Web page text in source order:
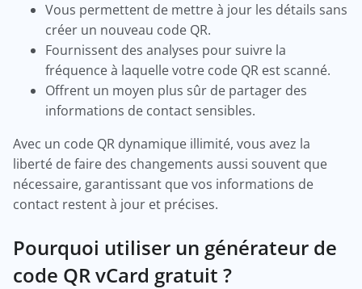
Vous permettent de mettre à jour les détails sans
créer un nouveau code QR.
Fournissent des analyses pour suivre la
fréquence à laquelle votre code QR est scanné.
Offrent un moyen plus sûr de partager des
informations de contact sensibles.
Avec un code QR dynamique illimité, vous avez la
liberté de faire des changements aussi souvent que
nécessaire, garantissant que vos informations de
contact restent à jour et précises.
Pourquoi utiliser un générateur de
code QR vCard gratuit ?